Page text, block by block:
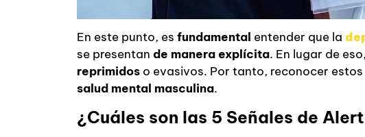
En este punto, es fundamental entender que la
se presentan de manera explícita. En lugar de
reprimidos o evasivos. Por tanto, reconocer estos
salud mental masculina.
¿Cuáles son las 5 Señales de